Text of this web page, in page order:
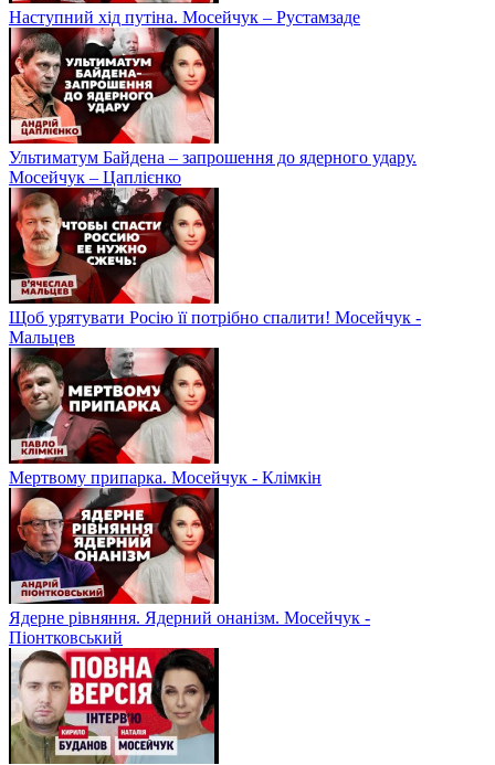
Наступний хід путіна. Мосейчук – Рустамзаде
Ультиматум Байдена – запрошення до ядерного удару.
Мосейчук – Цаплієнко
Щоб урятувати Росію її потрібно спалити! Мосейчук -
Мальцев
Мертвому припарка. Мосейчук - Клімкін
Ядерне рівняння. Ядерний онанізм. Мосейчук -
Піонтковський